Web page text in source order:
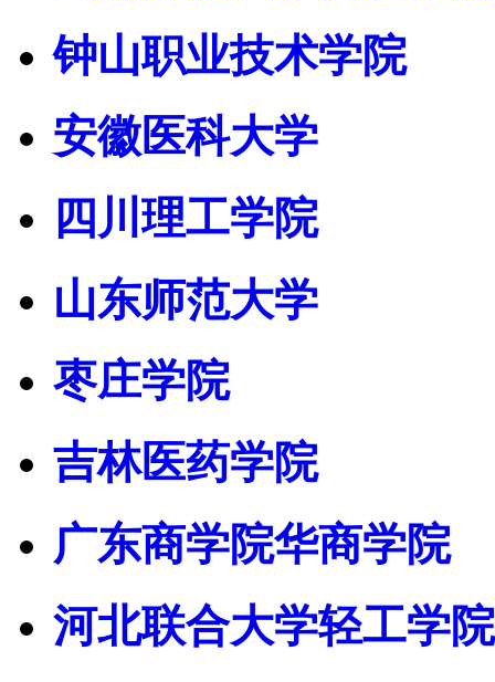
钟山职业技术学院
安徽医科大学
四川理工学院
山东师范大学
枣庄学院
吉林医药学院
广东商学院华商学院
河北联合大学轻工学院